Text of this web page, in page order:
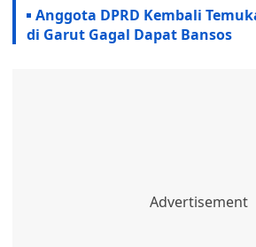
Anggota DPRD Kembali
di Garut Gagal Dapat Bansos